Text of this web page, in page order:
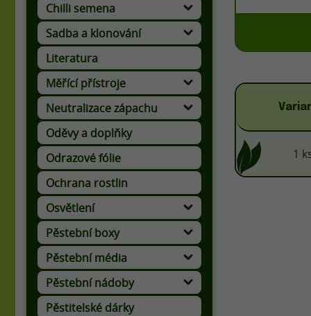
Chilli semena
Sadba a klonování
Literatura
Měřící přístroje
Neutralizace zápachu
Oděvy a doplňky
Odrazové fólie
Ochrana rostlin
Osvětlení
Pěstební boxy
Pěstební média
Pěstební nádoby
Pěstitelské dárky
1